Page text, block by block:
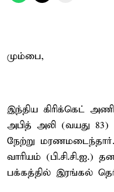
மும்பை,
இந்திய கிரிக்கெட்
அபித் அலி (வயது
நேற்று மரணமடைந்தார்.
வாரியம் (பி.சி.சி.ஐ.)
பக்கத்தில் இரங்கல்